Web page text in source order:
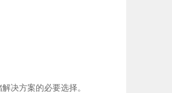
决方案的必要选择。